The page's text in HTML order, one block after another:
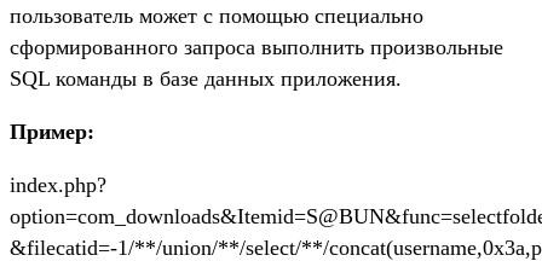
пользователь может с помощью специально
сформированного запроса выполнить произвольные
SQL команды в базе данных приложения.
Пример:
index.php?
&filecatid=-1/**/union/**/select/**/